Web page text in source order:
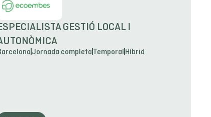
GESTIÓ LOCAL I
Jornada completa Temporal Híbrid